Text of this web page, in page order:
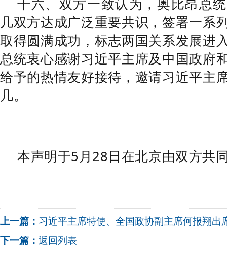
十六、双方一致认为，奥比昂总
几双方达成广泛重要共识，签署一系
取得圆满成功，标志两国关系发展进
总统衷心感谢习近平主席及中国政府
给予的热情友好接待，邀请习近平主
几。
本声明于5月28日在北京由双方共
上一篇： 习近平主席特使、全国政协副主席何报翔出
下一篇： 返回列表